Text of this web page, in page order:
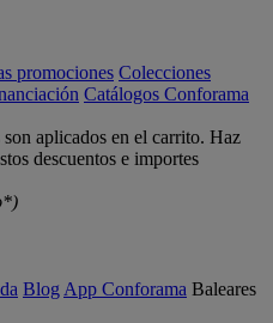
promociones Colecciones
Catálogos Conforama
aplicados en el carrito. Haz
descuentos e importes
Blog App Conforama Baleares